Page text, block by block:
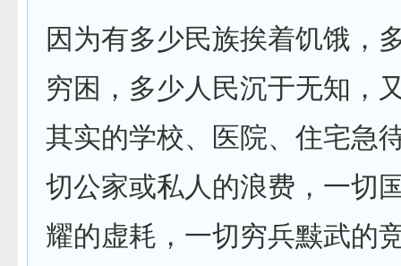
因为有多少民族挨着饥饿，
穷困，多少人民沉于无知，
其实的学校、医院、住宅急
切公家或私人的浪费，一切
耀的虚耗，一切穷兵黩武的